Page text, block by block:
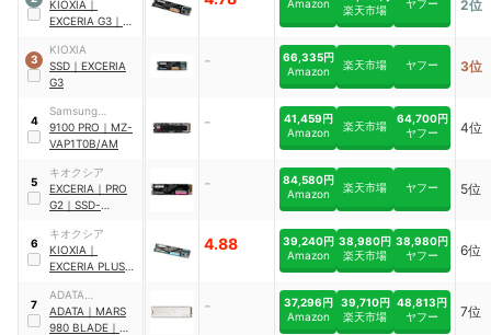
KIOXIA ｜
EXCERIA G3 ｜
CK1.0N5G3/N
Amazon
楽天市場
ヤフー 2位
3
KIOXIA
SSD ｜ EXCERIA
G3
-
66,335円
Amazon
楽天市場 ヤフー 3位
4
Samsung
Electronics
9100 PRO ｜ MZ-
VAP1T0B/AM
-
41,459円
Amazon
楽天市場
64,700円
ヤフー
4位
5
キオクシア
EXCERIA ｜ PRO
G2 ｜ SSD-
-
84,580円
Amazon
楽天市場 ヤフー 5位
6
キオクシア
KIOXIA ｜
EXCERIA PLUS
CK1.0N5PLG4J
4.88
39,240円
Amazon
38,980円
楽天市場
38,980円
ヤフー
6位
7
ADATA
TECHNOLOGY
ADATA ｜ MARS
980 BLADE ｜
-
37,296円
Amazon
39,710円
楽天市場
48,813円
ヤフー
7位